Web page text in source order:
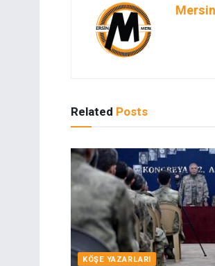
Related Posts
KÖŞE YAZARLARI